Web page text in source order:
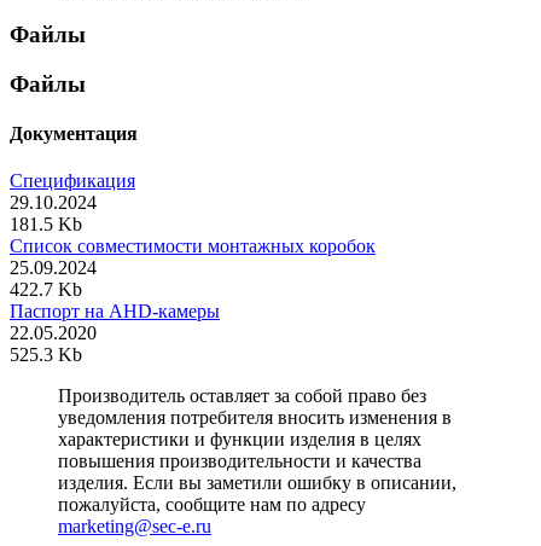
Файлы
Файлы
Документация
Спецификация
29.10.2024
181.5 Kb
Список совместимости монтажных коробок
25.09.2024
422.7 Kb
Паспорт на AHD-камеры
22.05.2020
525.3 Kb
Производитель оставляет за собой право без
уведомления потребителя вносить изменения в
характеристики и функции изделия в целях
повышения производительности и качества
изделия. Если вы заметили ошибку в описании,
пожалуйста, сообщите нам по адресу
marketing@sec-e.ru